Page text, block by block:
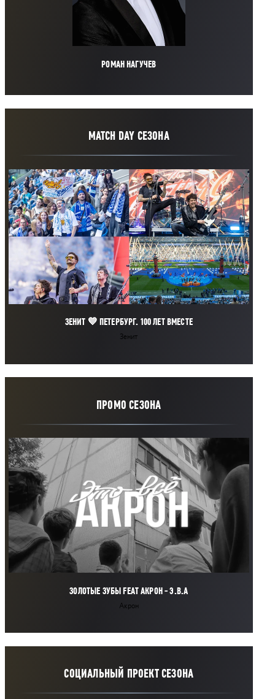
РОМАН НАГУЧЕВ
MATCH DAY СЕЗОНА
ЗЕНИТ 💙 ПЕТЕРБУРГ. 100 ЛЕТ ВМЕСТЕ
Зенит
ПРОМО СЕЗОНА
ЗОЛОТЫЕ ЗУБЫ FEAT АКРОН - Э.В.А
Акрон
СОЦИАЛЬНЫЙ ПРОЕКТ СЕЗОНА